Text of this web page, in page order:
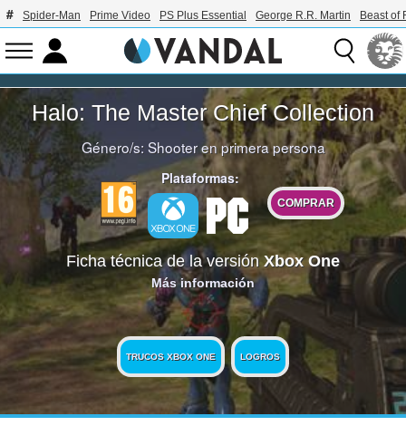
Spider-Man Prime Video PS Plus Essential George R.R. Martin Beast of
Halo: The Master Chief Collection
Género/s:Shooter en primera persona
Plataformas:
COMPRAR
Ficha técnica de la versiónXbox One
Más información
TRUCOS XBOX ONE LOGROS